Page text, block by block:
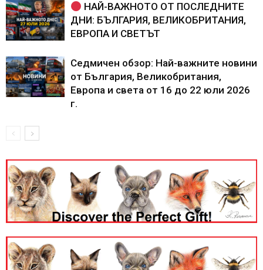
НАЙ-ВАЖНОТО ОТ ПОСЛЕДНИТЕ
ДНИ: БЪЛГАРИЯ, ВЕЛИКОБРИТАНИЯ,
ЕВРОПА И СВЕТЪТ
Седмичен обзор: Най-важните новини
от България, Великобритания,
Европа и света от 16 до 22 юли 2026
г.